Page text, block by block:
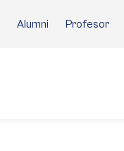
Alumni Profesor